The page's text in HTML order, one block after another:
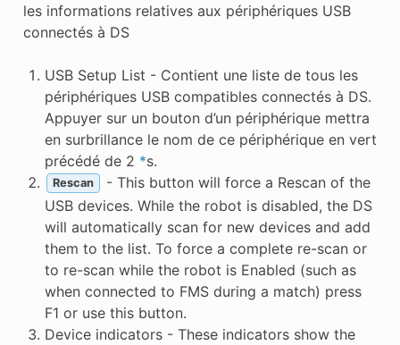
les informations relatives aux périphériques USB
connectés à DS
USB Setup List - Contient une liste de tous les
périphériques USB compatibles connectés à DS.
Appuyer sur un bouton d’un périphérique mettra
en surbrillance le nom de ce périphérique en vert
précédé de 2 *s.
Rescan
- This button will force a Rescan of the
USB devices. While the robot is disabled, the DS
will automatically scan for new devices and add
them to the list. To force a complete re-scan or
to re-scan while the robot is Enabled (such as
when connected to FMS during a match) press
F1 or use this button.
Device indicators - These indicators show the